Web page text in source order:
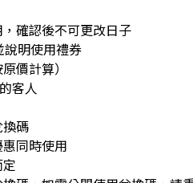
確認後不可更改日子
明使用禮券
價計算）
客人
碼
同時使用